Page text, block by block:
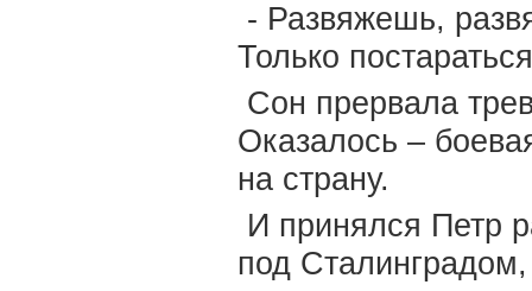
- Развяжешь,
Только
Сон прервала
Оказалось –
на страну.
И принялся Петр
под